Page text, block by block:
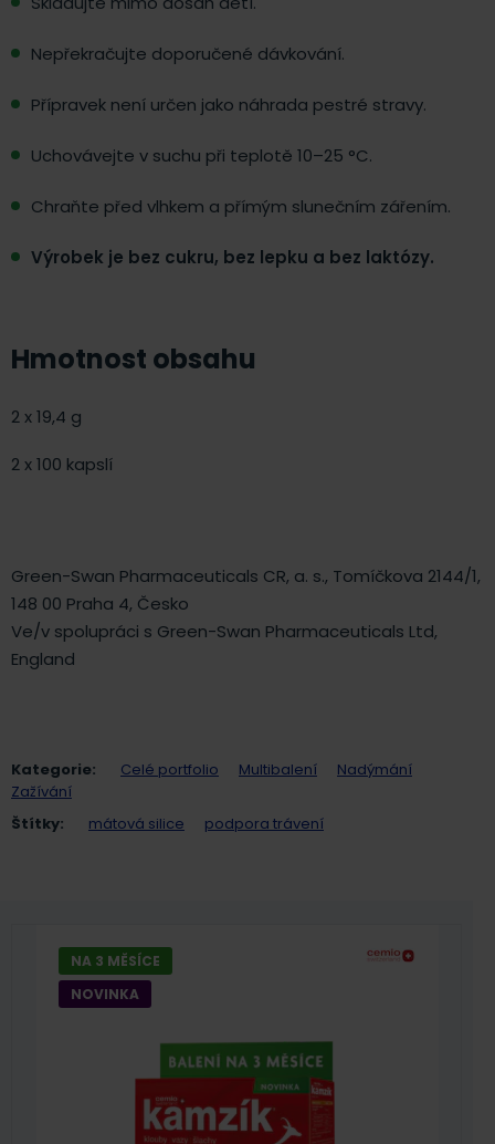
Nepřekračujte doporučené dávkování.
Přípravek není určen jako náhrada pestré stravy.
Uchovávejte v suchu při teplotě 10–25 °C.
Chraňte před vlhkem a přímým slunečním zářením.
Výrobek je bez cukru, bez lepku a bez laktózy.
Hmotnost obsahu
2 x 19,4 g
2 x 100 kapslí
Green-Swan Pharmaceuticals CR, a. s., Tomíčkova 2144/1,
148 00 Praha 4, Česko
Ve/v spolupráci s Green-Swan Pharmaceuticals Ltd,
England
Kategorie: Celé portfolio Multibalení
Nadýmání
Zažívání
Štítky:
mátová silice podpora trávení
NA 3 MĚSÍCE
NOVINKA